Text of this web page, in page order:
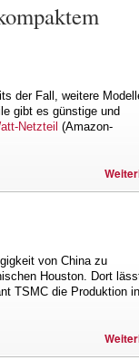
der Fall, weitere
gibt es günstige und
Netzteil (Amazon-
von China zu
Houston. Dort
TSMC die Produktion